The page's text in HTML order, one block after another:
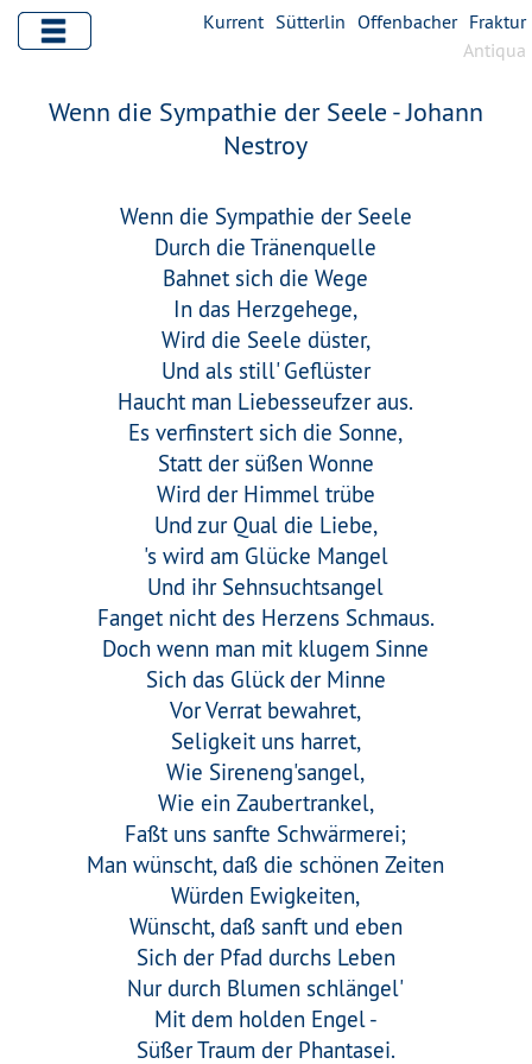
Kurrent Sütterlin Offenbacher Fraktur
Antiqua
Wenn die Sympathie der Seele - Johann
Nestroy
Wenn die Sympathie der Seele
Durch die Tränenquelle
Bahnet sich die Wege
In das Herzgehege,
Wird die Seele düster,
Und als still' Geflüster
Haucht man Liebesseufzer aus.
Es verfinstert sich die Sonne,
Statt der süßen Wonne
Wird der Himmel trübe
Und zur Qual die Liebe,
's wird am Glücke Mangel
Und ihr Sehnsuchtsangel
Fanget nicht des Herzens Schmaus.
Doch wenn man mit klugem Sinne
Sich das Glück der Minne
Vor Verrat bewahret,
Seligkeit uns harret,
Wie Sireneng'sangel,
Wie ein Zaubertrankel,
Faßt uns sanfte Schwärmerei;
Man wünscht, daß die schönen Zeiten
Würden Ewigkeiten,
Wünscht, daß sanft und eben
Sich der Pfad durchs Leben
Nur durch Blumen schlängel'
Mit dem holden Engel -
Süßer Traum der Phantasei.